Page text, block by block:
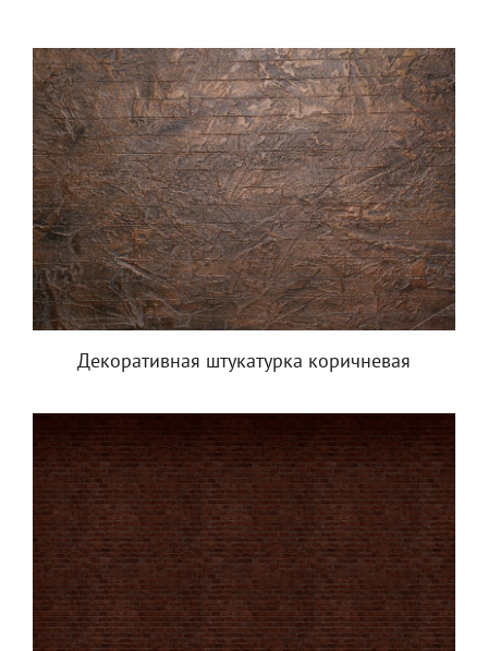
Декоративная штукатурка коричневая